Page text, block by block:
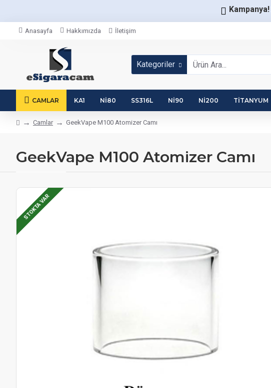
Kampanya!
Anasayfa Hakkımızda İletişim
Kategoriler
CAMLAR KA1 NI80 SS316L NI90 NI200 TITANYUM
Camlar GeekVape M100 Atomizer Camı
GeekVape M100 Atomizer Camı
STOKTA VAR